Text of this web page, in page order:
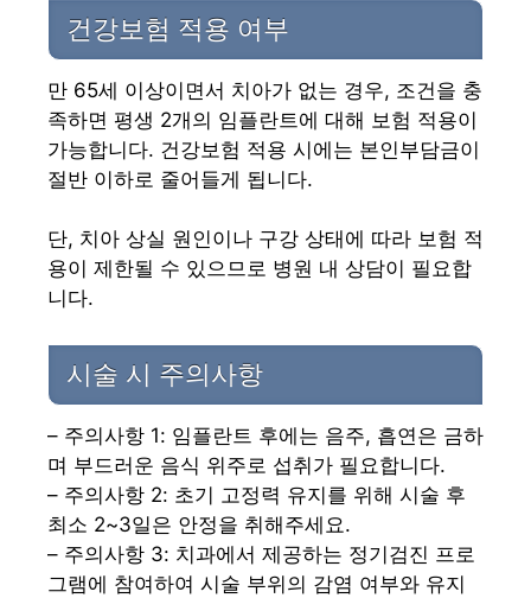
건강보험 적용 여부
만 65세 이상이면서 치아가 없는 경우, 조건을 충
족하면 평생 2개의 임플란트에 대해 보험 적용이
가능합니다. 건강보험 적용 시에는 본인부담금이
절반 이하로 줄어들게 됩니다.
단, 치아 상실 원인이나 구강 상태에 따라 보험 적
용이 제한될 수 있으므로 병원 내 상담이 필요합
니다.
시술 시 주의사항
– 주의사항 1: 임플란트 후에는 음주, 흡연은 금하
며 부드러운 음식 위주로 섭취가 필요합니다.
– 주의사항 2: 초기 고정력 유지를 위해 시술 후
최소 2~3일은 안정을 취해주세요.
– 주의사항 3: 치과에서 제공하는 정기검진 프로
그램에 참여하여 시술 부위의 감염 여부와 유지